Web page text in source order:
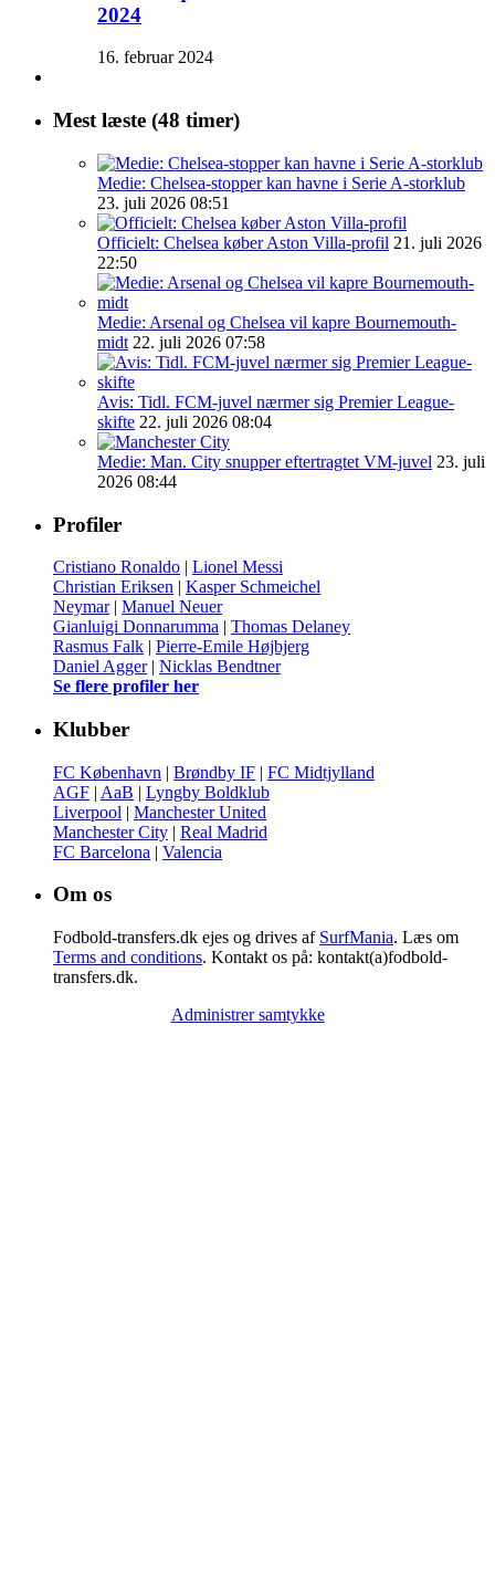
2024
16. februar 2024
Mest læste (48 timer)
Medie: Chelsea-stopper kan havne i Serie A-storklub
23. juli 2026 08:51
Officielt: Chelsea køber Aston Villa-profil 21. juli 2026
22:50
Medie: Arsenal og Chelsea vil kapre Bournemouth-
midt 22. juli 2026 07:58
Avis: Tidl. FCM-juvel nærmer sig Premier League-
skifte 22. juli 2026 08:04
Medie: Man. City snupper eftertragtet VM-juvel 23. juli
2026 08:44
Profiler
Cristiano Ronaldo | Lionel Messi
Christian Eriksen | Kasper Schmeichel
Neymar| Manuel Neuer
Gianluigi Donnarumma | Thomas Delaney
Rasmus Falk | Pierre-Emile Højbjerg
Daniel Agger| Nicklas Bendtner
Se flere profiler her
Klubber
FC København | Brøndby IF | FC Midtjylland
AGF | AaB | Lyngby Boldklub
Liverpool | Manchester United
Manchester City | Real Madrid
FC Barcelona | Valencia
Om os
Fodbold-transfers.dk ejes og drives af SurfMania. Læs om
Terms and conditions. Kontakt os på: kontakt(a)fodbold-
transfers.dk.
Administrer samtykke